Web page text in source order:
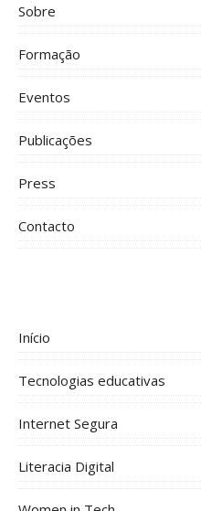
Sobre
Formação
Eventos
Publicações
Press
Contacto
Início
Tecnologias educativas
Internet Segura
Literacia Digital